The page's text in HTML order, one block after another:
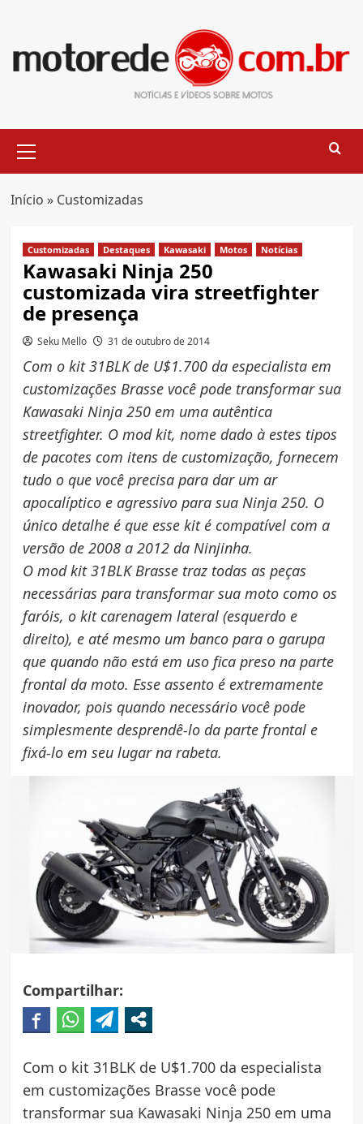
content
Menu
Início » Customizadas
Customizadas Destaques Kawasaki Motos Notícias
Kawasaki Ninja 250
customizada vira streetfighter
de presença
Seku Mello 31 de outubro de 2014
Com o kit 31BLK de U$1.700 da especialista em
customizações Brasse você pode transformar sua
Kawasaki Ninja 250 em uma autêntica
streetfighter. O mod kit, nome dado à estes tipos
de pacotes com itens de customização, fornecem
tudo o que você precisa para dar um ar
apocalíptico e agressivo para sua Ninja 250. O
único detalhe é que esse kit é compatível com a
versão de 2008 a 2012 da Ninjinha.
O mod kit 31BLK Brasse traz todas as peças
necessárias para transformar sua moto como os
faróis, o kit carenagem lateral (esquerdo e
direito), e até mesmo um banco para o garupa
que quando não está em uso fica preso na parte
frontal da moto. Esse assento é extremamente
inovador, pois quando necessário você pode
simplesmente desprendê-lo da parte frontal e
fixá-lo em seu lugar na rabeta.
Compartilhar:
Com o kit 31BLK de U$1.700 da especialista
em customizações Brasse você pode
transformar sua Kawasaki Ninja 250 em uma